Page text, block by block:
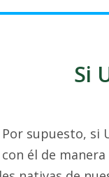
Si
Por supuesto, si
con él de